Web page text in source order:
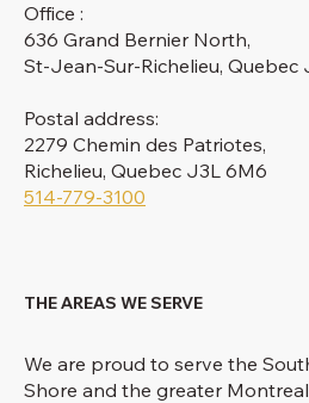
Office :
636 Grand Bernier North,
St-Jean-Sur-Richelieu, Quebec
Postal address:
2279 Chemin des Patriotes,
Richelieu, Quebec J3L 6M6
514-779-3100
THE AREAS WE SERVE
We are proud to serve the
Shore and the greater